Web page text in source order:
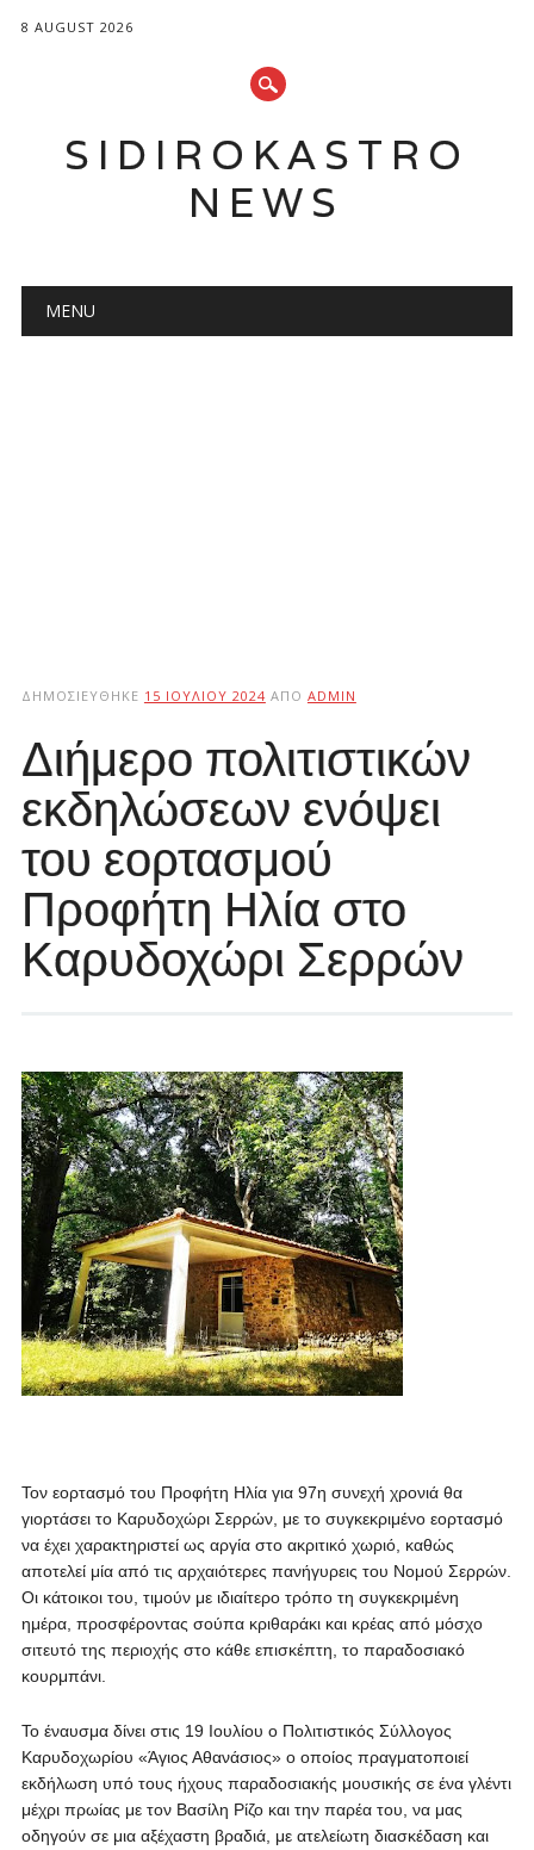
8 AUGUST 2026
SIDIROKASTRO
NEWS
Main menu
MENU
ΔΗΜΟΣΙΕΎΘΗΚΕ 15 ΙΟΥΛΊΟΥ 2024 ΑΠΌ ADMIN
Διήμερο πολιτιστικών
εκδηλώσεων ενόψει
του εορτασμού
Προφήτη Ηλία στο
Καρυδοχώρι Σερρών
Τον εορτασμό του Προφήτη Ηλία για 97η συνεχή χρονιά θα
γιορτάσει το Καρυδοχώρι Σερρών, με το συγκεκριμένο εορτασμό
να έχει χαρακτηριστεί ως αργία στο ακριτικό χωριό, καθώς
αποτελεί μία από τις αρχαιότερες πανήγυρεις του Νομού Σερρών.
Οι κάτοικοι του, τιμούν με ιδιαίτερο τρόπο τη συγκεκριμένη
ημέρα, προσφέροντας σούπα κριθαράκι και κρέας από μόσχο
σιτευτό της περιοχής στο κάθε επισκέπτη, το παραδοσιακό
κουρμπάνι.
Το έναυσμα δίνει στις 19 Ιουλίου ο Πολιτιστικός Σύλλογος
Καρυδοχωρίου «Άγιος Αθανάσιος» ο οποίος πραγματοποιεί
εκδήλωση υπό τους ήχους παραδοσιακής μουσικής σε ένα γλέντι
μέχρι πρωίας με τον Βασίλη Ρίζο και την παρέα του, να μας
οδηγούν σε μια αξέχαστη βραδιά, με ατελείωτη διασκέδαση και